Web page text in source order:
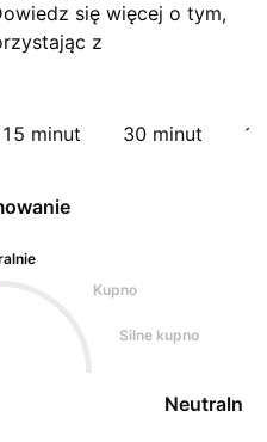
się więcej o tym,
z
15 minut 30 minut 1
Kupno
Silne kupno
Neutralnie